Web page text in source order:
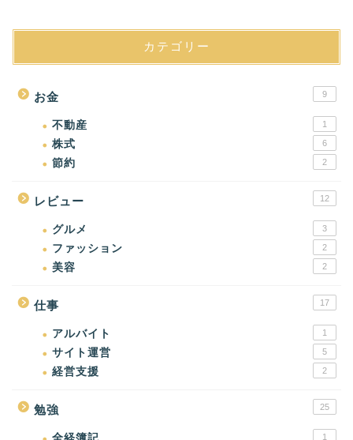
カテゴリー
お金 9
不動産 1
株式 6
節約 2
レビュー 12
グルメ 3
ファッション 2
美容 2
仕事 17
アルバイト 1
サイト運営 5
経営支援 2
勉強 25
1